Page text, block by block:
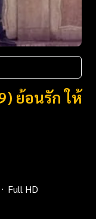
ย้อนรัก ให้
Full HD